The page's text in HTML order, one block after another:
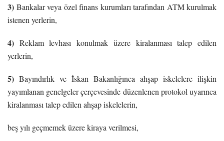
3) Bankalar veya özel finans kurumları tarafından ATM kurulmak
istenen yerlerin,
4) Reklam levhası konulmak üzere kiralanması talep edilen
yerlerin,
5) Bayındırlık ve İskan Bakanlığınca ahşap iskelelere ilişkin
yayımlanan genelgeler çerçevesinde düzenlenen protokol uyarınca
kiralanması talep edilen ahşap iskelelerin,
beş yılı geçmemek üzere kiraya verilmesi,